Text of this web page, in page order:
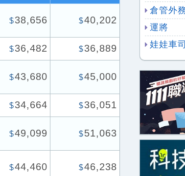
$38,656 $40,202
$36,482 $36,889
$43,680 $45,000
$34,664 $36,051
$49,099 $51,063
$44,460 $46,238
倉管外
運將
娃娃車